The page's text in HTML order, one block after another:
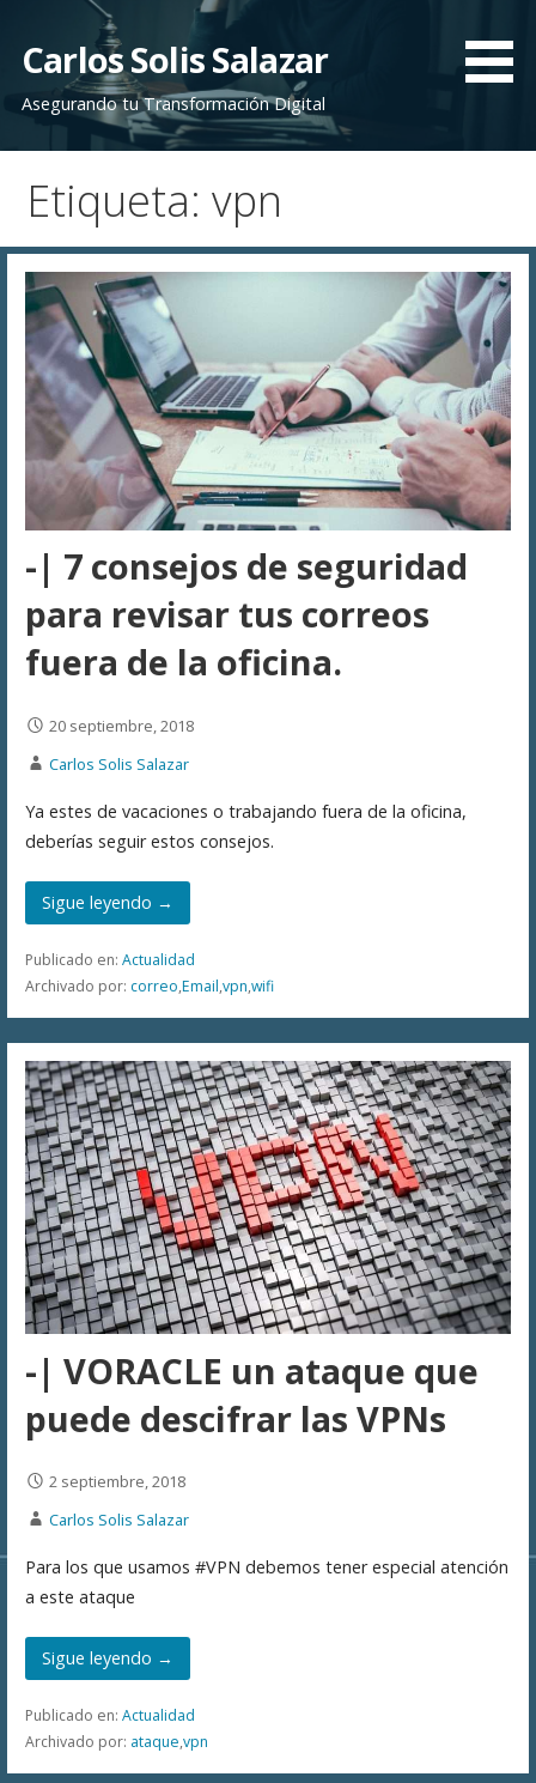
contenido
Carlos Solis Salazar
Asegurando tu Transformación Digital
Etiqueta: vpn
-| 7 consejos de seguridad
para revisar tus correos
fuera de la oficina.
20 septiembre, 2018
Carlos Solis Salazar
Ya estes de vacaciones o trabajando fuera de la oficina,
deberías seguir estos consejos.
Sigue leyendo →
Publicado en: Actualidad
Archivado por: correo,Email,vpn,wifi
-| VORACLE un ataque que
puede descifrar las VPNs
2 septiembre, 2018
Carlos Solis Salazar
Para los que usamos #VPN debemos tener especial atención
a este ataque
Sigue leyendo →
Publicado en: Actualidad
Archivado por: ataque,vpn